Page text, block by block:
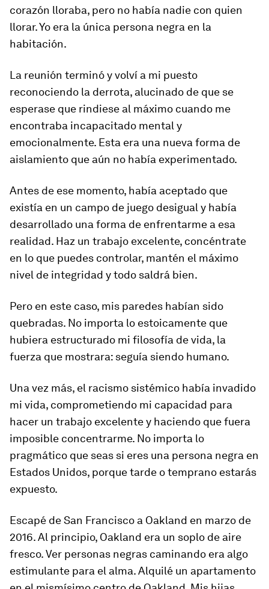
corazón lloraba, pero no había nadie con quien
llorar. Yo era la única persona negra en la
habitación.
La reunión terminó y volví a mi puesto
reconociendo la derrota, alucinado de que se
esperase que rindiese al máximo cuando me
encontraba incapacitado mental y
emocionalmente. Esta era una nueva forma de
aislamiento que aún no había experimentado.
Antes de ese momento, había aceptado que
existía en un campo de juego desigual y había
desarrollado una forma de enfrentarme a esa
realidad. Haz un trabajo excelente, concéntrate
en lo que puedes controlar, mantén el máximo
nivel de integridad y todo saldrá bien.
Pero en este caso, mis paredes habían sido
quebradas. No importa lo estoicamente que
hubiera estructurado mi filosofía de vida, la
fuerza que mostrara: seguía siendo humano.
Una vez más, el racismo sistémico había invadido
mi vida, comprometiendo mi capacidad para
hacer un trabajo excelente y haciendo que fuera
imposible concentrarme. No importa lo
pragmático que seas si eres una persona negra en
Estados Unidos, porque tarde o temprano estarás
expuesto.
Escapé de San Francisco a Oakland en marzo de
2016. Al principio, Oakland era un soplo de aire
fresco. Ver personas negras caminando era algo
estimulante para el alma. Alquilé un apartamento